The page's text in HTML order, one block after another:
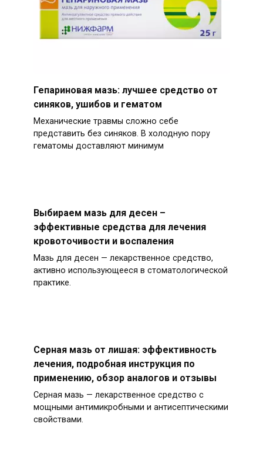
Гепариновая мазь: лучшее средство от
синяков, ушибов и гематом
Механические травмы сложно себе
представить без синяков. В холодную пору
гематомы доставляют минимум
Выбираем мазь для десен –
эффективные средства для лечения
кровоточивости и воспаления
Мазь для десен — лекарственное средство,
активно использующееся в стоматологической
практике.
Серная мазь от лишая: эффективность
лечения, подробная инструкция по
применению, обзор аналогов и отзывы
Серная мазь — лекарственное средство с
мощными антимикробными и антисептическими
свойствами.